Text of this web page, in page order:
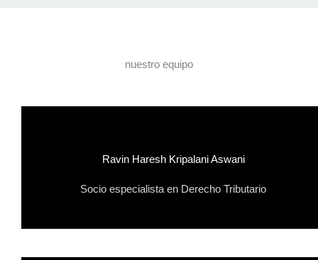
nuestro equipo
Ravin Haresh Kripalani Aswani
Socio especialista en Derecho Tributario